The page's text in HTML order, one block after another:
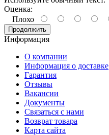
Оценка:
Плохо
Продолжить
Информация
О компании
Информация о доставке
Гарантия
Отзывы
Вакансии
Документы
Связаться с нами
Возврат товара
Карта сайта